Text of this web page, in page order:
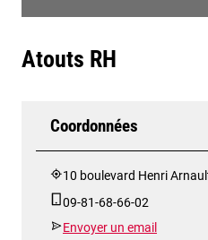
Atouts RH
Coordonnées
10 boulevard Henri
09-81-68-66-02
Envoyer un email